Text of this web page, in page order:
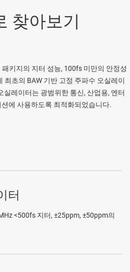
찾아보기
키지의 지터 성능, 100fs 미만의 안정성
최초의 BAW 기반 고정 주파수 오실레이
실레이터는 광범위한 통신, 산업용, 엔터
에 사용하도록 최적화되었습니다.
터
<500fs 지터, ±25ppm, ±50ppm의